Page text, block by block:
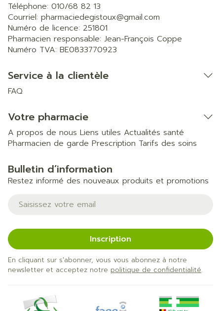
Téléphone: 010/68 82 13
Courriel: pharmaciedegistoux@gmail.com
Numéro de licence: 251801
Pharmacien responsable: Jean-François Coppe
Numéro TVA: BE0833770923
Service à la clientèle
FAQ
Votre pharmacie
A propos de nous Liens utiles Actualités santé
Pharmacien de garde Prescription Tarifs des soins
Bulletin d’information
Restez informé des nouveaux produits et promotions
Adresse mail
Inscription
En cliquant sur s'abonner, vous vous abonnez à notre
newsletter et acceptez notre politique de confidentialité.